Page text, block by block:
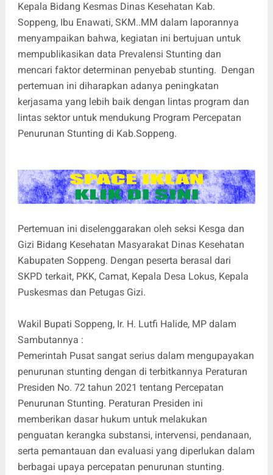
Kepala Bidang Kesmas Dinas Kesehatan Kab.
Soppeng, Ibu Enawati, SKM..MM dalam laporannya
menyampaikan bahwa, kegiatan ini bertujuan untuk
mempublikasikan data Prevalensi Stunting dan
mencari faktor determinan penyebab stunting. Dengan
pertemuan ini diharapkan adanya peningkatan
kerjasama yang lebih baik dengan lintas program dan
lintas sektor untuk mendukung Program Percepatan
Penurunan Stunting di Kab.Soppeng.
Pertemuan ini diselenggarakan oleh seksi Kesga dan
Gizi Bidang Kesehatan Masyarakat Dinas Kesehatan
Kabupaten Soppeng. Dengan peserta berasal dari
SKPD terkait, PKK, Camat, Kepala Desa Lokus, Kepala
Puskesmas dan Petugas Gizi.
Wakil Bupati Soppeng, Ir. H. Lutfi Halide, MP dalam
Sambutannya :
Pemerintah Pusat sangat serius dalam mengupayakan
penurunan stunting dengan di terbitkannya Peraturan
Presiden No. 72 tahun 2021 tentang Percepatan
Penurunan Stunting. Peraturan Presiden ini
memberikan dasar hukum untuk melakukan
penguatan kerangka substansi, intervensi, pendanaan,
serta pemantauan dan evaluasi yang diperlukan dalam
berbagai upaya percepatan penurunan stunting.